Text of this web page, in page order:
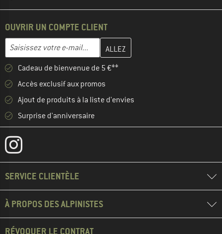
OUVRIR UN COMPTE CLIENT
Adresse e-mail
Entrez votre adresse e-mail ici et créez votre compte client à la
Cadeau de bienvenue de 5 €**
Accès exclusif aux promos
Ajout de produits à la liste d'envies
Surprise d'anniversaire
SERVICE CLIENTÈLE
À PROPOS DES ALPINISTES
RÉVOQUER LE CONTRAT